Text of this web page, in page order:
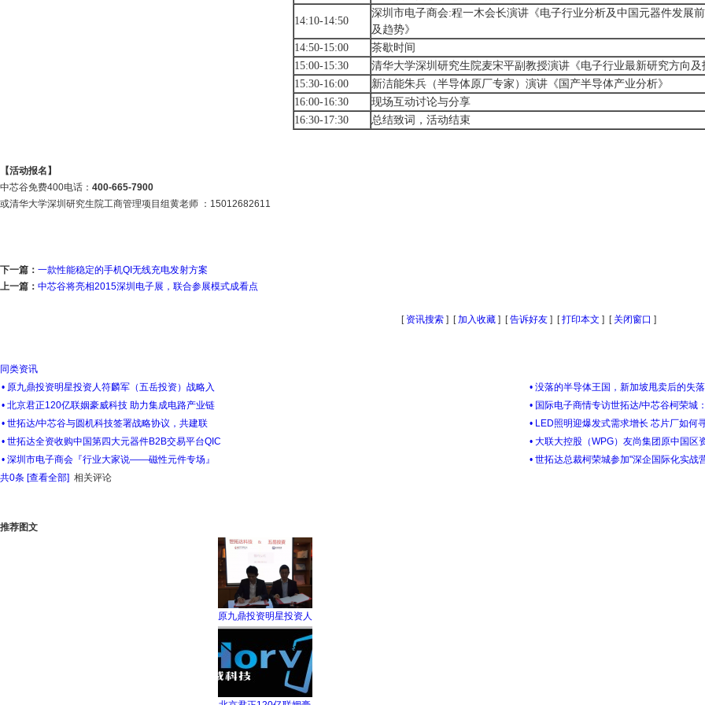
14:10-14:50
深圳市电子商会:程一木会长演讲《电子行业分析及中国元器件发展
及趋势》
14:50-15:00
茶歇时间
15:00-15:30
清华大学深圳研究生院麦宋平副教授演讲《电子行业最新研究方向及
15:30-16:00
新洁能朱兵（半导体原厂专家）演讲《国产半导体产业分析》
16:00-16:30
现场互动讨论与分享
16:30­-17:30 总结致词，活动结束
【活动报名】
中芯谷免费400电话： 400-665-7900
或清华大学深圳研究生院工商管理项目组黄老师 ：15012682611
下一篇： 一款性能稳定的手机QI无线充电发射方案
上一篇： 中芯谷将亮相2015深圳电子展，联合参展模式成看点
[ 资讯搜索 ] [加入收藏 ] [告诉好友 ] [打印本文 ] [ 关闭窗口 ]
同类资讯
• 原九鼎投资明星投资人符麟军（五岳投资）战略入
• 没落的半导体王国，新加坡甩卖后的失落
• 北京君正120亿联姻豪威科技 助力集成电路产业链
• 国际电子商情专访世拓达/中芯谷柯荣城
• 世拓达/中芯谷与圆机科技签署战略协议，共建联
• LED照明迎爆发式需求增长 芯片厂如何
• 世拓达全资收购中国第四大元器件B2B交易平台QIC
• 大联大控股（WPG）友尚集团原中国区
• 深圳市电子商会『行业大家说——磁性元件专场』
• 世拓达总裁柯荣城参加"深企国际化实战
共0条 [查看全部] 相关评论
推荐图文
原九鼎投资明星投资人